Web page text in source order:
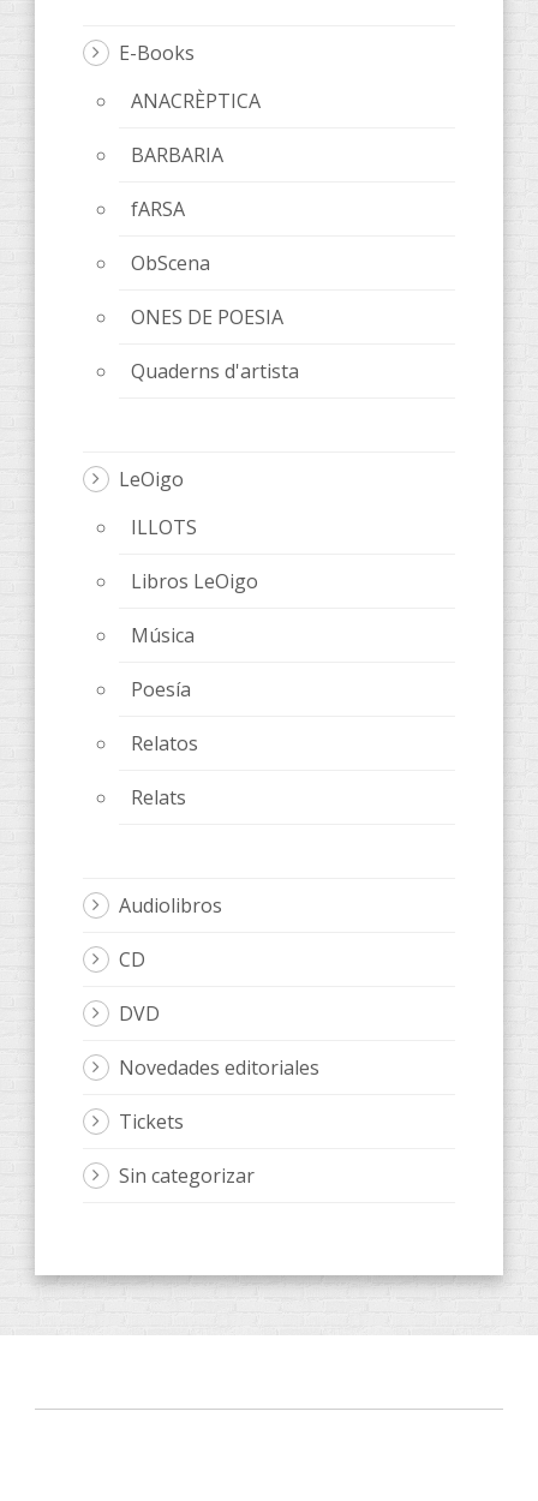
E-Books
ANACRÈPTICA
BARBARIA
fARSA
ObScena
ONES DE POESIA
Quaderns d'artista
LeOigo
ILLOTS
Libros LeOigo
Música
Poesía
Relatos
Relats
Audiolibros
CD
DVD
Novedades editoriales
Tickets
Sin categorizar